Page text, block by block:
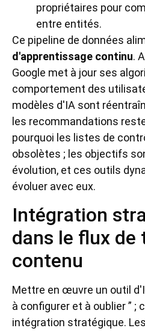
propriétaires pour
entre entités.
Ce pipeline de données
d'apprentissage continu.
Google met à jour ses
comportement des
modèles d'IA sont
les recommandations
pourquoi les listes de
obsolètes ; les objectifs
évolution, et ces outils
évoluer avec eux.
Intégration
dans le flux de
contenu
Mettre en œuvre un outil
à configurer et à oublier ” ;
intégration stratégique.